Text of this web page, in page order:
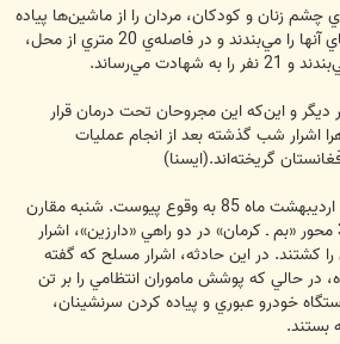
چشم زنان و كودكان، مردان را از ماشين‌ها پياده
مي‌كنند و دست‌ها و چشم‌هاي آنها را مي‌بندند و در فاصله‌ي 20 متري از محل،
مي‌رساند.
اعلام زخمي شدن 5 نفر ديگر و اين‌كه اين مجروحان تحت درمان قرار
اشرار شب گذشته بعد از انجام عمليات
گريخته‌اند.(ایسنا)
2- واقعه دارزين در تاريخ 23 ارديبهشت ماه 85 به وقوع پيوست. شنبه مقارن
ساعت 21:15 در كيلومتر 35 محور «بم ـ كرمان» در دو راهي «دارزين»، اشرار
را کشتند. در اين حادثه، اشرار مسلح كه گفته
آنها 8 تن بوده، در حالي كه پوشش ماموران انتظامي را بر تن
با متوقف كردن 4 دستگاه خودرو عبوري و پياده كردن سرنشينان،
بستند.